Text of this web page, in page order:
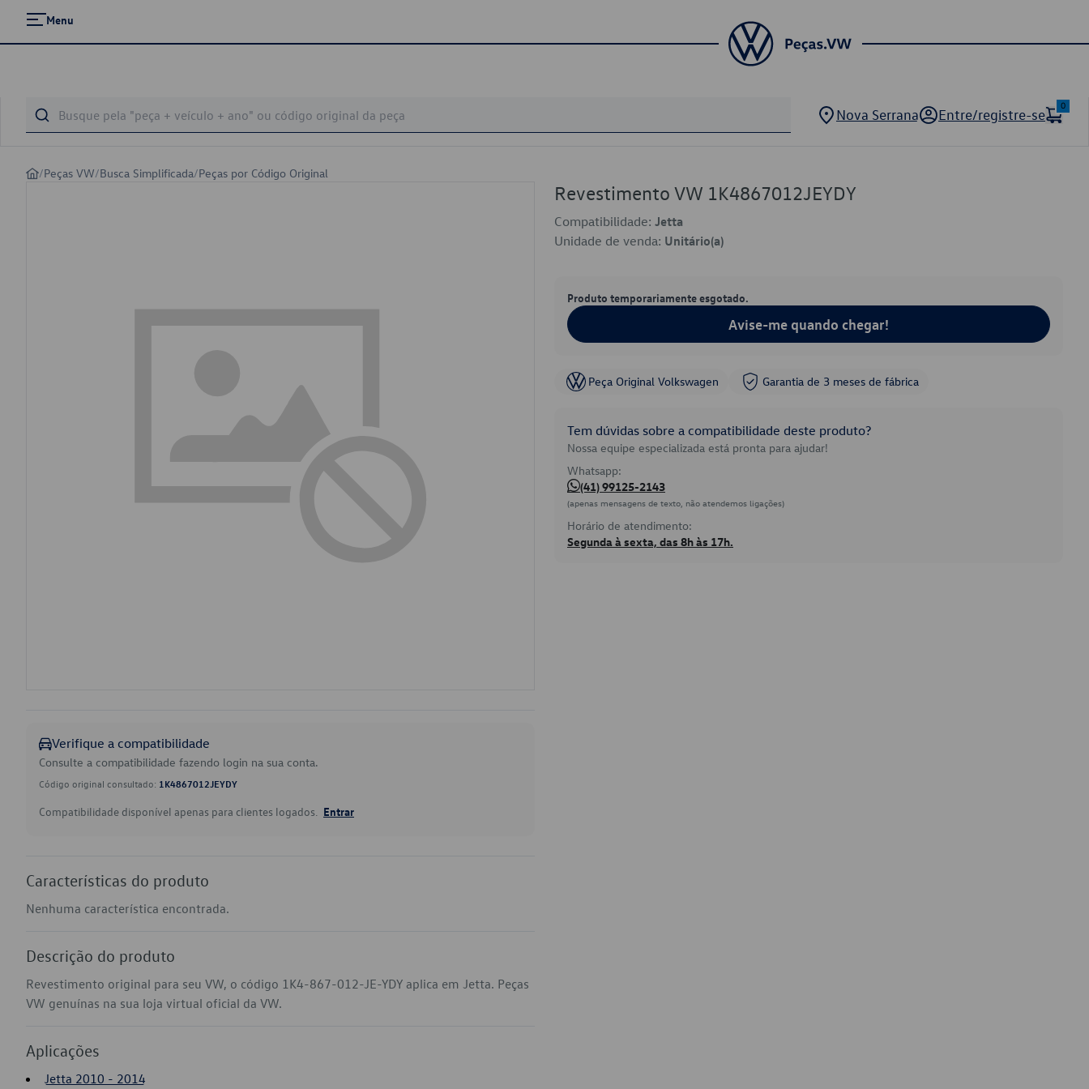
Menu
Nova Serrana Entre/registre-se
0
/Peças VW/Busca Simplificada/Peças por Código Original
Verifique a compatibilidade
Consulte a compatibilidade fazendo login na sua conta.
Código original consultado: 1K4867012JEYDY
Compatibilidade disponível apenas para clientes logados. Entrar
Características do produto
Nenhuma característica encontrada.
Descrição do produto
Revestimento original para seu VW, o código 1K4-867-012-JE-YDY aplica em Jetta. Peças
VW genuínas na sua loja virtual oficial da VW.
Aplicações
Jetta 2010 - 2014
Revestimento VW 1K4867012JEYDY
Compatibilidade: Jetta
Unidade de venda: Unitário(a)
Produto temporariamente esgotado.
Avise-me quando chegar!
Peça Original Volkswagen Garantia de 3 meses de fábrica
Tem dúvidas sobre a compatibilidade deste produto?
Nossa equipe especializada está pronta para ajudar!
Whatsapp:
(41) 99125-2143
(apenas mensagens de texto, não atendemos ligações)
Horário de atendimento:
Segunda à sexta, das 8h às 17h.